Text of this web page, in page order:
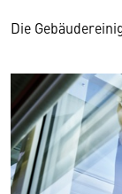
Die